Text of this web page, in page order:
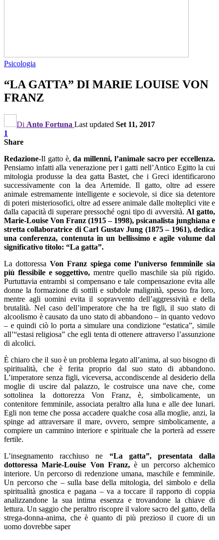
Psicologia
“LA GATTA” DI MARIE LOUISE VON
FRANZ
Di Anto Fortuna Last updated Set 11, 2017
1
Share
Redazione-Il gatto è,da millenni, l’animale sacro per eccellenza.
Pensiamo infatti alla venerazione per i gatti nell’Antico Egitto la cui
mitologia produsse la dea gatta Bastet, che i Greci identificarono
successivamente con la dea Artemide. Il gatto, oltre ad essere
animale estremamente intelligente e socievole, si dice sia detentore
di poteri misteriosofici, oltre ad essere animale dalle molteplici vite e
dalla capacità di superare pressoché ogni tipo di avversità. Al gatto,
Marie-Louise Von Franz (1915 – 1998), psicanalista junghiana e
stretta collaboratrice di Carl Gustav Jung (1875 – 1961), dedica
una conferenza, contenuta in un bellissimo e agile volume dal
significativo titolo: “La gatta”.
La dottoressa Von Franz spiega come l’universo femminile sia
più flessibile e soggettivo, mentre quello maschile sia più rigido.
Purtuttavia entrambi si compensano e tale compensazione evita alle
donne la formazione di sottili e subdole malignità, spesso fra loro,
mentre agli uomini evita il sopravvento dell’aggressività e della
brutalità. Nel caso dell’imperatore che ha tre figli, il suo stato di
alcoolismo è causato da uno stato di abbandono – in quanto vedovo
– e quindi ciò lo porta a simulare una condizione “estatica”, simile
all’“estasi religiosa” che egli tenta di ottenere attraverso l’assunzione
di alcolici.
È chiaro che il suo è un problema legato all’anima, al suo bisogno di
spiritualità, che è ferita proprio dal suo stato di abbandono.
L’imperatore senza figli, viceversa, accondiscende al desiderio della
moglie di uscire dal palazzo, le costruisce una nave che, come
sottolinea la dottorezza Von Franz, è, simbolicamente, un
contenitore femminile, associata peraltro alla luna e alle dee lunari.
Egli non teme che possa accadere qualche cosa alla moglie, anzi, la
spinge ad attraversare il mare, ovvero, sempre simbolicamente, a
compiere un cammino interiore e spirituale che la porterà ad essere
fertile.
L’insegnamento racchiuso ne “La gatta”, presentata dalla
dottoressa Marie-Louise Von Franz,è un percorso alchemico
interiore. Un percorso di redenzione umana, maschile e femminile.
Un percorso che – sulla base della mitologia, del simbolo e della
spiritualità gnostica e pagana – va a toccare il rapporto di coppia
analizzandone la sua intima essenza e trovandone la chiave di
lettura. Un saggio che peraltro riscopre il valore sacro del gatto, della
strega-donna-anima, che è quanto di più prezioso il cuore di un
uomo dovrebbe saper